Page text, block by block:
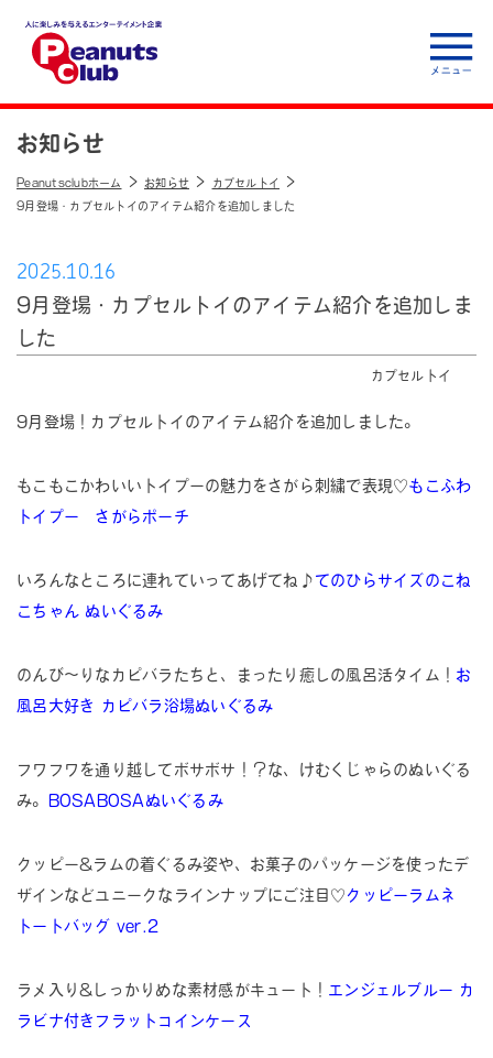
人に楽しみを与えるエ
業 Peanuts club
お知らせ
Peanutsclubホーム お知らせ カプセルトイ
9月登場・カプセルトイのアイテム紹介を追加しました
2025.10.16
9月登場・カプセルトイのアイテム紹介を追加しま
した
カプセルトイ
9月登場！カプセルトイのアイテム紹介を追加しました。
もこもこかわいいトイプーの魅力をさがら刺繍で表現♡もこふわ
トイプー さがらポーチ
いろんなところに連れていってあげてね♪ てのひらサイズのこね
こちゃん ぬいぐるみ
のんび〜りなカピバラたちと、まったり癒しの風呂活タイム！ お
風呂大好き カピバラ浴場ぬいぐるみ
フワフワを通り越してボサボサ！？な、けむくじゃらのぬいぐる
み。
BOSABOSAぬいぐるみ
クッピー&ラムの着ぐるみ姿や、お菓子のパッケージを使ったデ
ザインなどユニークなラインナップにご注目♡ クッピーラムネ
トートバッグ ver.2
ラメ入り&しっかりめな素材感がキュート！ エンジェルブルー カ
ラビナ付きフラットコインケース